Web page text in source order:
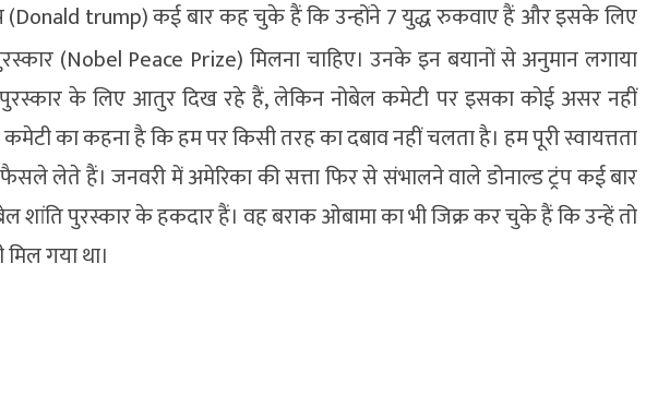
(Donald trump) कई बार कह चुके हैं कि उन्होंने 7 युद्ध रुकवाए हैं और इसके लिए
(Nobel Peace Prize) मिलना चाहिए। उनके इन बयानों से अनुमान लगाया
के लिए आतुर दिख रहे हैं, लेकिन नोबेल कमेटी पर इसका कोई असर नहीं
कमेटी का कहना है कि हम पर किसी तरह का दबाव नहीं चलता है। हम पूरी स्वायत्तता
लेते हैं। जनवरी में अमेरिका की सत्ता फिर से संभालने वाले डोनाल्ड ट्रंप कई बार
पुरस्कार के हकदार हैं। वह बराक ओबामा का भी जिक्र कर चुके हैं कि उन्हें तो
गया था।